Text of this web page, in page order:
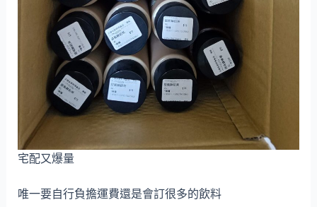
宅配又爆量
唯一要自行負擔運費還是會訂很多的飲料